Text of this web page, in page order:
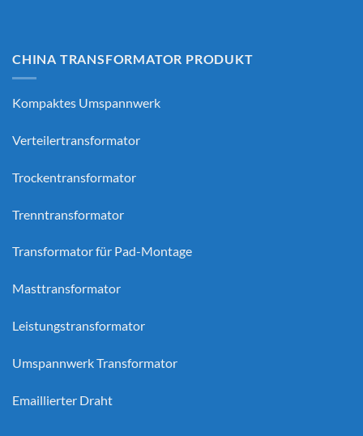
CHINA TRANSFORMATOR PRODUKT
Kompaktes Umspannwerk
Verteilertransformator
Trockentransformator
Trenntransformator
Transformator für Pad-Montage
Masttransformator
Leistungstransformator
Umspannwerk Transformator
Emaillierter Draht